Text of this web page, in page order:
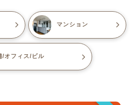
マンション
/オフィス/ビル